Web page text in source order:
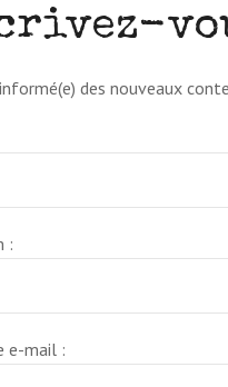
des nouveaux
:
e-mail :